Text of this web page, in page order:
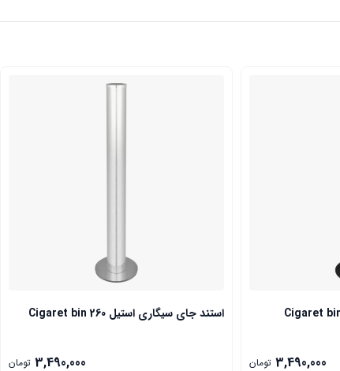
3,490,000 تومان
استند جای سیگاری استیل Cigaret bin 260
3,490,000 تومان